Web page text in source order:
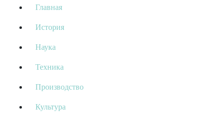
Главная
История
Наука
Техника
Производство
Культура